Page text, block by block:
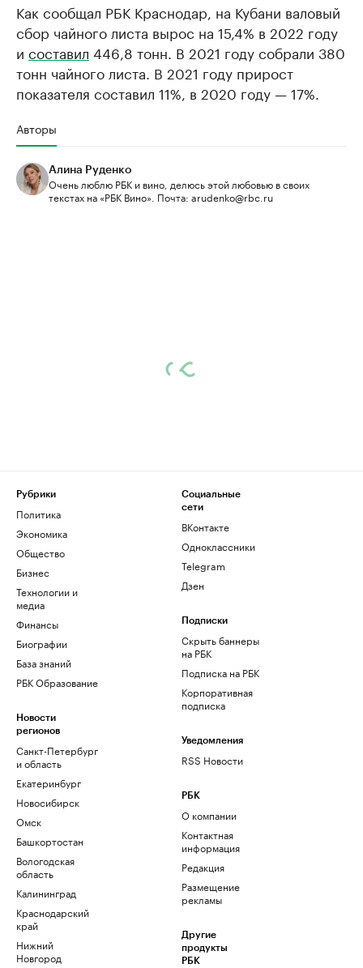
Как сообщал РБК Краснодар, на Кубани валовый
сбор чайного листа вырос на 15,4% в 2022 году
и составил 446,8 тонн. В 2021 году собрали 380
тонн чайного листа. В 2021 году прирост
показателя составил 11%, в 2020 году — 17%.
Авторы
Алина Руденко
Очень люблю РБК и вино, делюсь этой любовью в своих
текстах на «РБК Вино». Почта: arudenko@rbc.ru
Рубрики
Политика
Экономика
Общество
Бизнес
Технологии и
медиа
Финансы
Биографии
База знаний
РБК Образование
Новости
регионов
Санкт-Петербург
и область
Екатеринбург
Новосибирск
Омск
Башкортостан
Вологодская
область
Калининград
Краснодарский
край
Нижний
Новгород
Социальные
сети
ВКонтакте
Одноклассники
Telegram
Дзен
Подписки
Скрыть баннеры
на РБК
Подписка на РБК
Корпоративная
подписка
Уведомления
RSS Новости
РБК
О компании
Контактная
информация
Редакция
Размещение
рекламы
Другие
продукты
РБК